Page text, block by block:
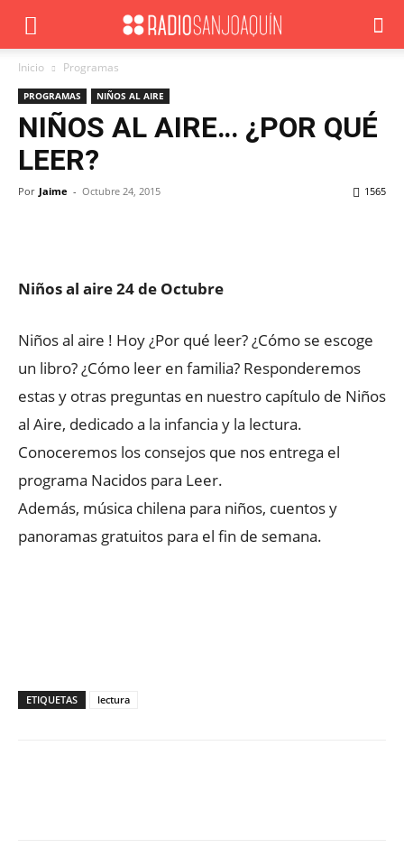
Inicio Programas
PROGRAMAS NIÑOS AL AIRE
NIÑOS AL AIRE… ¿POR QUÉ
LEER?
Por Jaime - Octubre 24, 2015 1565
Niños al aire 24 de Octubre
Niños al aire ! Hoy ¿Por qué leer? ¿Cómo se escoge
un libro? ¿Cómo leer en familia? Responderemos
estas y otras preguntas en nuestro capítulo de Niños
al Aire, dedicado a la infancia y la lectura.
Conoceremos los consejos que nos entrega el
programa Nacidos para Leer.
Además, música chilena para niños, cuentos y
panoramas gratuitos para el fin de semana.
ETIQUETAS lectura